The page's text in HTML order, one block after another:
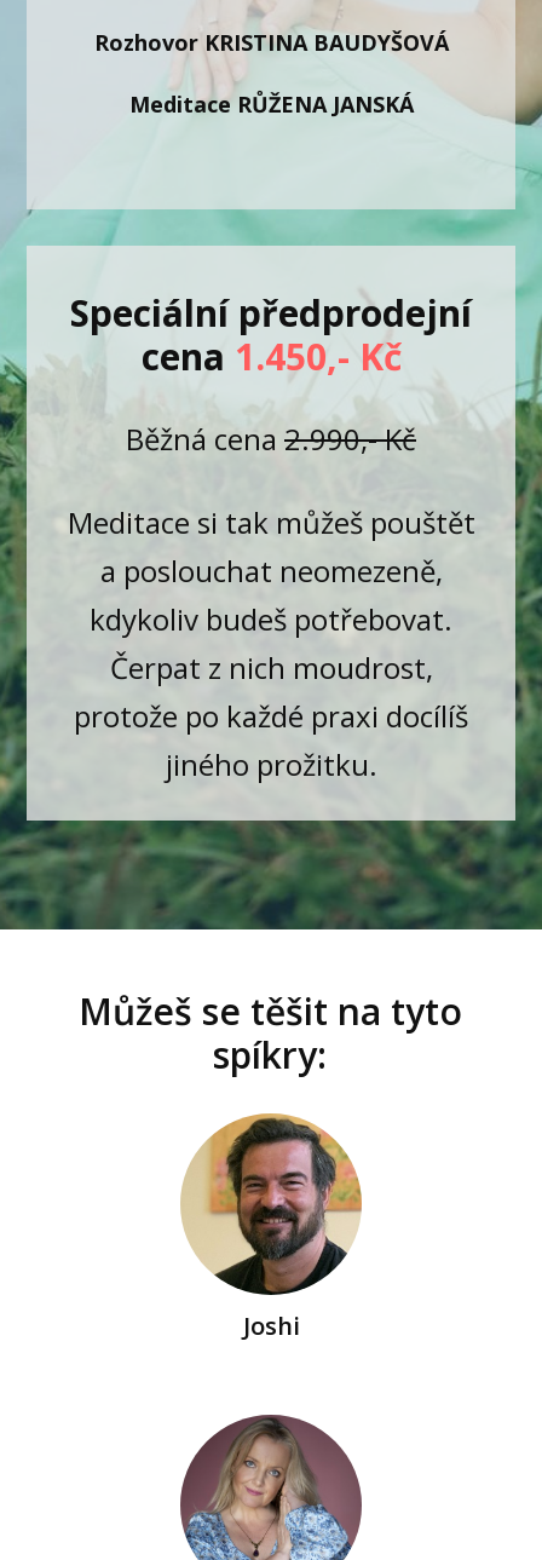
Rozhovor KRISTINA BAUDYŠOVÁ
Meditace RŮŽENA JANSKÁ
Speciální předprodejní
cena 1.450,- Kč
Běžná cena 2.990,- Kč
Meditace si tak můžeš pouštět
a poslouchat neomezeně,
kdykoliv budeš potřebovat.
Čerpat z nich moudrost,
protože po každé praxi docílíš
jiného prožitku.
Můžeš se těšit na tyto
spíkry:
Joshi